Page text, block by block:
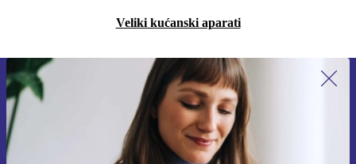
Veliki kućanski aparati
Prijavi se na newsletter!
Nikad više ne propusti ponudu.